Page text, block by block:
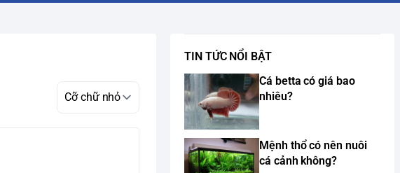
TIN TỨC NỔI BẬT
Cá betta có giá bao
nhiêu?
Mệnh thổ có nên nuôi
cá cảnh không?